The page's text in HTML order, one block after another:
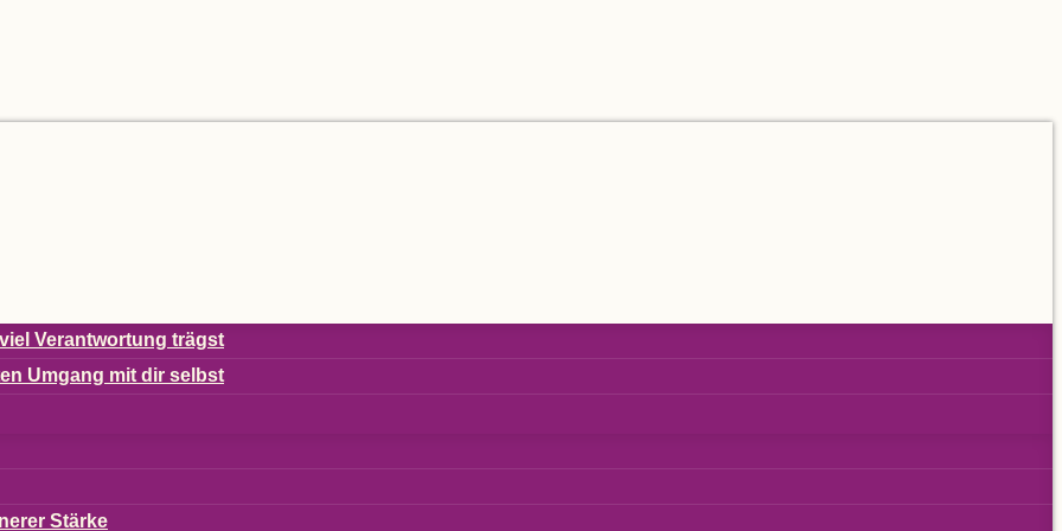
Ver­ant­wor­tung trägst
Umgang mit dir selbst
Stärke